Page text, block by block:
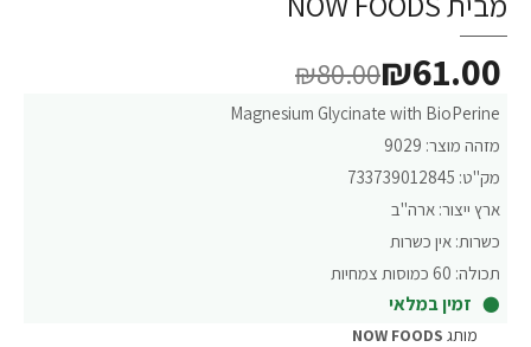
Magnesium Glycinate with BioPerine
מזהה מוצר: 9029
מק"ט: 733739012845
ארץ ייצור: ארה"ב
כשרות: אין כשרות
תכולה: 60 כמוסות צמחיות
זמין במלאי
₪61.00
₪80.00
מותג NOW FOODS